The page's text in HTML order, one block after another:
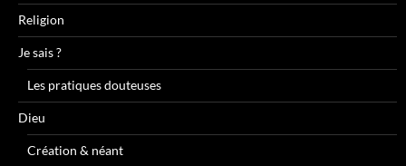
Religion
Je sais ?
Les pratiques douteuses
Dieu
Création & néant